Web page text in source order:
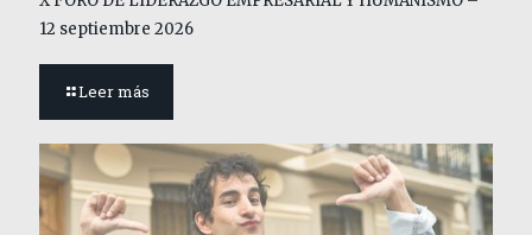
12 septiembre 2026
Leer más